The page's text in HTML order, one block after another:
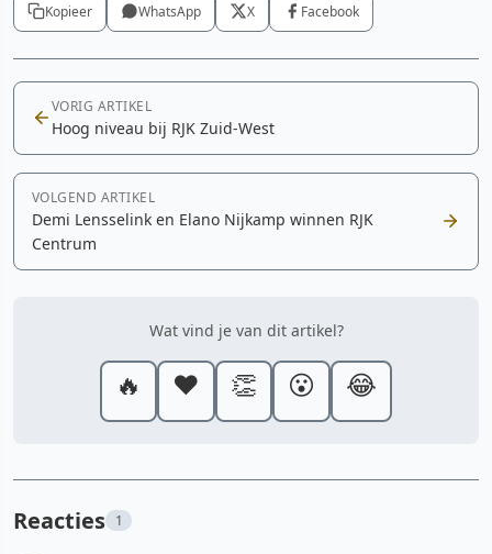
Kopieer WhatsApp X Facebook
VORIG ARTIKEL
Hoog niveau bij RJK Zuid-West
VOLGEND ARTIKEL
Demi Lensselink en Elano Nijkamp winnen RJK
Centrum
Wat vind je van dit artikel?
🔥 ❤️ 👏 😮 😂
Reacties 1